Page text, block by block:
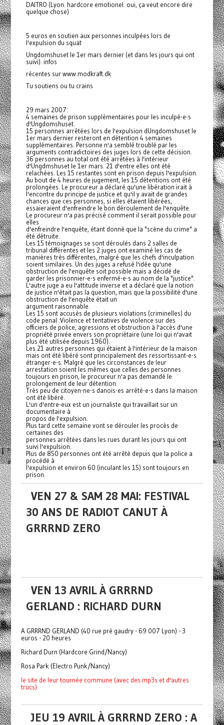
DAITRO (Lyon. hardcore emotionel. oui, ça veut encore dire
quelque chose)
5 euros en soutien aux personnes inculpées lors de
l'expulsion du squat
Ungdomshuset le 1er mars dernier (et dans les jours qui ont
suivi). infos
récentes sur www.modkraft.dk
Tu soutiens ou tu crains
29 mars 2007:
4 semaines de prison supplémentaires pour les inculpé-e-s
d'Ungdomshuset.
15 personnes arrêtées lors de l'expulsion dUngdomshuset le
1er mars dernier resteront en détention 4 semaines
supplémentaires. Personne n'a semblé troublé par les
arguments contradictoires des juges lors de cette décision.
36 personnes au total ont été arrêtées à l'intérieur
d'Ungdmshuset le 1er mars. 21 d'entre elles ont été
relachées. Les 15 restantes sont en prison depuis l'expulsion.
Au bout de 4 heures de jugement, les 15 détentions ont été
prolongées. Le procureur a déclaré qu'une libération irait à
l'encontre du principe de justice et qu'il y avait de grandes
chances que ces personnes, si elles étaient libérées,
essaieraient d'enfreindre le bon déroulement de l'enquête.
Le procureur n'a pas précisé comment il serait possible pour
elles
d'enfreindre l'enquête, étant donné que la "scène du crime" a
été détruite.
Les 15 témoignages se sont déroulés dans 2 salles de
tribunal différentes et les 2 juges ont examiné les cas de
manières très différentes, malgré que les chefs d'inculpation
soient similaires. Un des juges a refusé l'idée qu'une
obstruction de l'enquête soit possible mais a décidé de
garder les prisonnier-e-s enfermé-e-s au nom de la "justice".
L'autre juge a eu l'attitude inverse et a déclaré que la notion
de justice n'était pas la question, mais que la possibilité d'une
obstruction de l'enquête était un
argument raisonnable.
Les 15 sont accusés de plusieurs violations (criminelles) du
code penal :Violence et tentatives de violence sur des
officiers de police, agressions et obstruction à l'accès d'une
propriété privée envers son propriétaire (une loi qui n'avait
plus été utilisée depuis 1960).
Les 21 autres personnes qui étaient à l'intérieur de la maison
mais ont été libéré sont principalement des ressortissant-e-s
étranger-e-s. Malgré que les circonstances de leur
arrestation soient les mêmes que celles des personnes
toujours en prison, le procureur n'a pas demandé le
prolongement de leur détention.
Très peu de citoyen-ne-s danois-es arrêté-e-s dans la maison
ont été libéré.
L'un d'entre-eux est un journaliste qui travaillait sur un
documentaire à
propos de l'expulsion.
Plus tard cette semaine vont se dérouler les procès de
certaines des
personnes arrêtées dans les rues durant les jours qui ont
suivi l'expulsion.
Plus de 850 personnes ont été arrêté depuis que la police a
procédé à
l'expulsion et environ 60 (inculant les 15) sont toujours en
prison.
VEN 27 & SAM 28 MAI: FESTIVAL
30 ANS DE RADIOT CANUT À
GRRRND ZERO
VEN 13 AVRIL À GRRRND
GERLAND : RICHARD DURN
A GRRRND GERLAND (40 rue pré gaudry - 69 007 Lyon) - 3
euros - 20 heures
Richard Durn (Hardcore Grind/Nancy)
Rosa Park (Electro Punk/Nancy)
le site de leur tournée commune (avec des mp3s et d'autres
trucs)
JEU 19 AVRIL À GRRRND ZERO : A